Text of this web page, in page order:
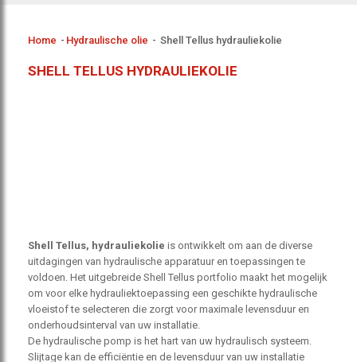
Home - Hydraulische olie - Shell Tellus hydrauliekolie
SHELL TELLUS HYDRAULIEKOLIE
Shell Tellus, hydrauliekolie is ontwikkelt om aan de diverse
uitdagingen van hydraulische apparatuur en toepassingen te
voldoen. Het uitgebreide Shell Tellus portfolio maakt het mogelijk
om voor elke hydrauliektoepassing een geschikte hydraulische
vloeistof te selecteren die zorgt voor maximale levensduur en
onderhoudsinterval van uw installatie.
De hydraulische pomp is het hart van uw hydraulisch systeem.
Slijtage kan de efficiëntie en de levensduur van uw installatie